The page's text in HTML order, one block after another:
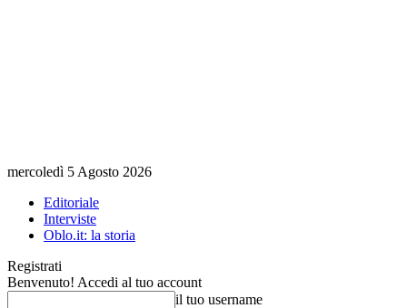
mercoledì 5 Agosto 2026
Editoriale
Interviste
Oblo.it: la storia
Registrati
Benvenuto! Accedi al tuo account
il tuo username